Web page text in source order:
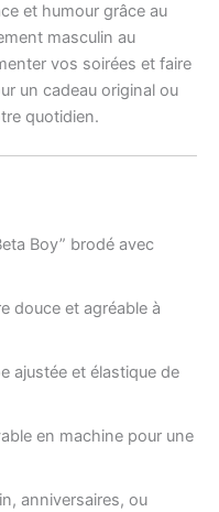
et humour grâce au
masculin au
vos soirées et faire
un cadeau original ou
quotidien.
Boy” brodé avec
douce et agréable à
ajustée et élastique de
en machine pour une
anniversaires, ou